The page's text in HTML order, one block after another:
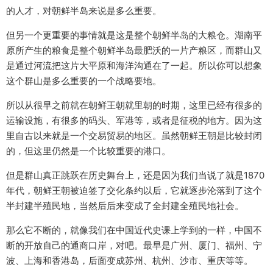
的人才，对朝鲜半岛来说是多么重要。
但另一个更重要的事情就是这是整个朝鲜半岛的大粮仓。湖南平
原所产生的粮食是整个朝鲜半岛最肥沃的一片产粮区，而群山又
是通过河流把这片大平原和海洋沟通在了一起。所以你可以想象
这个群山是多么重要的一个战略要地。
所以从很早之前就在朝鲜王朝就里朝的时期，这里已经有很多的
运输设施，有很多的码头、军港等，或者是征税的地方。因为这
里自古以来就是一个交易贸易的地区。虽然朝鲜王朝是比较封闭
的，但这里仍然是一个比较重要的港口。
但是群山真正跳跃在历史舞台上，还是因为我们当说了就是1870
年代，朝鲜王朝被迫签了交化条约以后，它就逐步沦落到了这个
半封建半殖民地，当然后后来变成了全封建全殖民地社会。
那么它不断的，就像我们在中国近代史课上学到的一样，中国不
断的开放自己的通商口岸，对吧。最早是广州、厦门、福州、宁
波、上海和香港岛，后面变成苏州、杭州、沙市、重庆等等。